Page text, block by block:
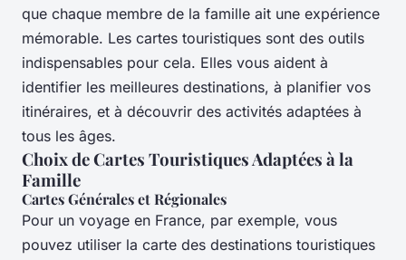
que chaque membre de la famille ait une expérience
mémorable. Les cartes touristiques sont des outils
indispensables pour cela. Elles vous aident à
identifier les meilleures destinations, à planifier vos
itinéraires, et à découvrir des activités adaptées à
tous les âges.
Choix de Cartes Touristiques Adaptées à la
Famille
Cartes Générales et Régionales
Pour un voyage en France, par exemple, vous
pouvez utiliser la carte des destinations touristiques